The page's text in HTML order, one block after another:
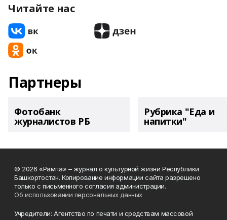
Читайте нас
Партнеры
Фотобанк
журналистов РБ
Рубрика "Еда и
напитки"
© 2026 «Рампа» – журнал о культурной жизни Республики
Башкортостан. Копирование информации сайта разрешено
только с письменного согласия администрации.
Об использовании персональных данных
Учредители: Агентство по печати и средствам массовой